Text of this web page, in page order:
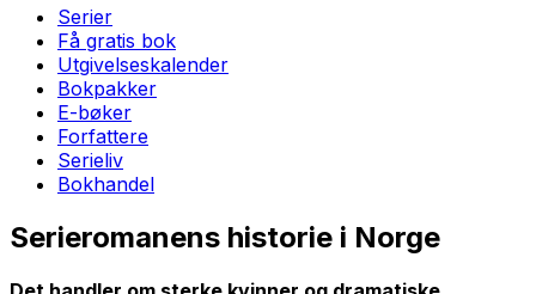
Serier
Få gratis bok
Utgivelseskalender
Bokpakker
E-bøker
Forfattere
Serieliv
Bokhandel
Serieromanens historie i Norge